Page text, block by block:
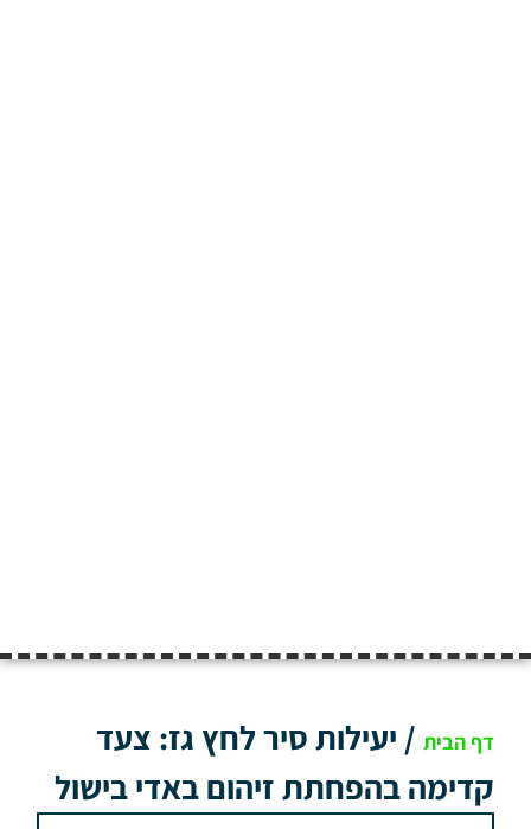
דף הבית / יעילות סיר לחץ גז: צעד
קדימה בהפחתת זיהום באדי בישול